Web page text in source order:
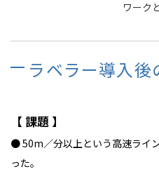
ワーク
ラベラー導入後
【 課題 】
● 50m／分以上という高速ライ
った。